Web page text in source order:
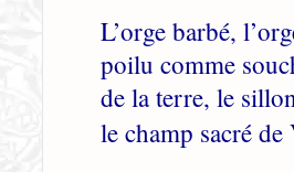
L’orge barbé,
poilu comme
de la terre, le
le champ sacré